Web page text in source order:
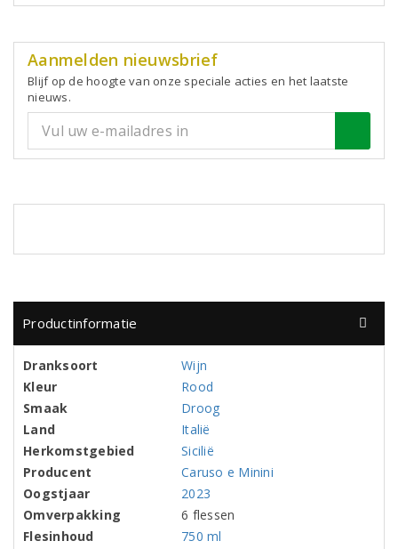
Aanmelden nieuwsbrief
Blijf op de hoogte van onze speciale acties en het laatste
nieuws.
Productinformatie
Dranksoort
Wijn
Kleur
Rood
Smaak
Droog
Land
Italië
Herkomstgebied
Sicilië
Producent
Caruso e Minini
Oogstjaar
2023
Omverpakking
6 flessen
Flesinhoud
750 ml